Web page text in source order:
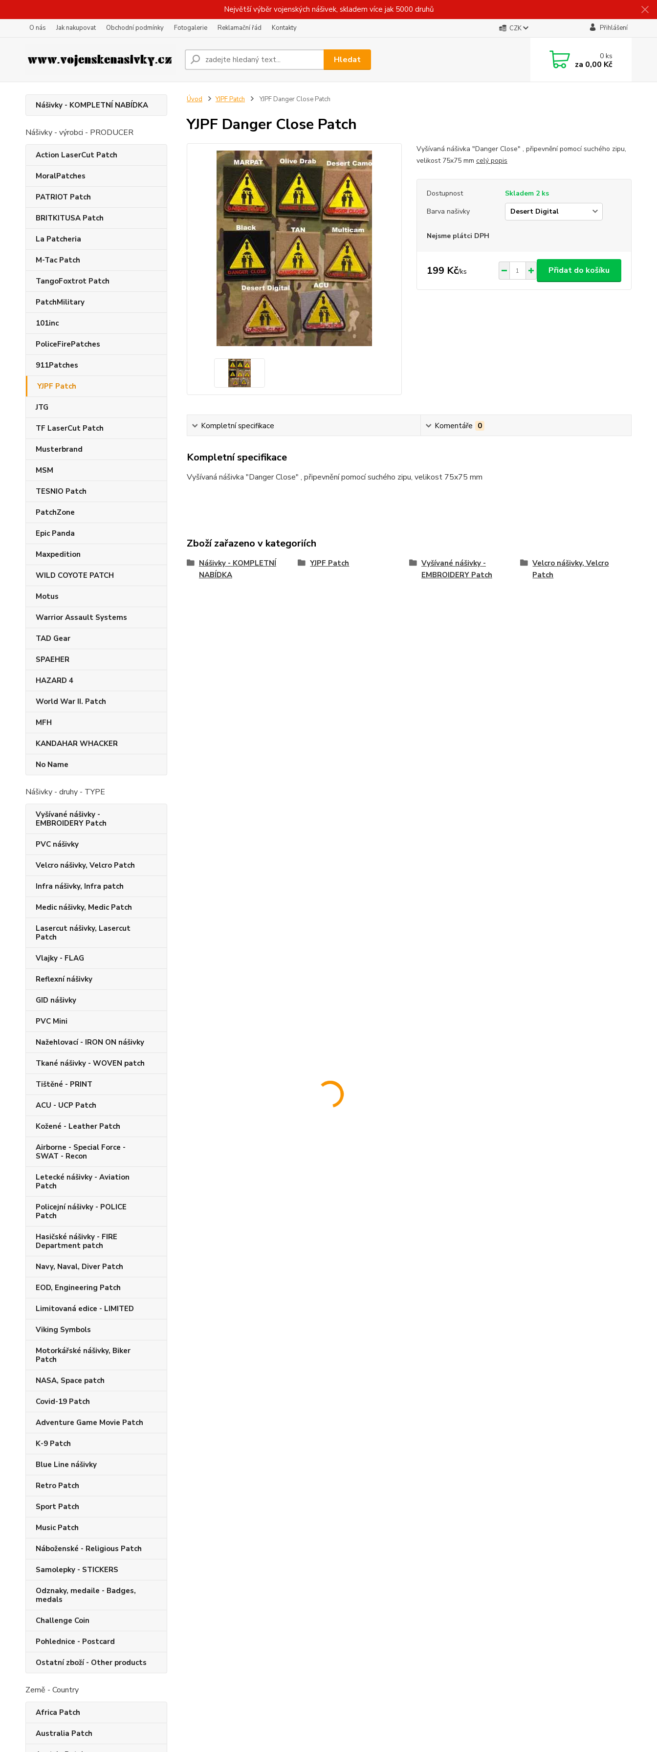
Největší výběr vojenských nášivek, skladem více jak 5000 druhů
O nás Jak nakupovat Obchodní podmínky Fotogalerie Reklamační řád Kontakty CZK Přihlášení
Hledat 0ks
za 0,00 Kč
Nášivky - KOMPLETNÍ NABÍDKA
Nášivky - výrobci - PRODUCER
Action LaserCut Patch
MoralPatches
PATRIOT Patch
BRITKITUSA Patch
La Patcheria
M-Tac Patch
TangoFoxtrot Patch
PatchMilitary
101inc
PoliceFirePatches
911Patches
YJPF Patch
JTG
TF LaserCut Patch
Musterbrand
MSM
TESNIO Patch
PatchZone
Epic Panda
Maxpedition
WILD COYOTE PATCH
Motus
Warrior Assault Systems
TAD Gear
SPAEHER
HAZARD 4
World War II. Patch
MFH
KANDAHAR​ WHACKER
No Name
Nášivky - druhy - TYPE
Vyšívané nášivky -
EMBROIDERY Patch
PVC nášivky
Velcro nášivky, Velcro Patch
Infra nášivky, Infra patch
Medic nášivky, Medic Patch
Lasercut nášivky, Lasercut
Patch
Vlajky - FLAG
Reflexní nášivky
GID nášivky
PVC Mini
Nažehlovací - IRON ON nášivky
Tkané nášivky - WOVEN patch
Tištěné - PRINT
ACU - UCP Patch
Kožené - Leather Patch
Airborne - Special Force -
SWAT - Recon
Letecké nášivky - Aviation
Patch
Policejní nášivky - POLICE
Patch
Hasičské nášivky - FIRE
Department patch
Navy, Naval, Diver Patch
EOD, Engineering Patch
Limitovaná edice - LIMITED
Viking Symbols
Motorkářské nášivky, Biker
Patch
NASA, Space patch
Covid-19 Patch
Adventure Game Movie Patch
K-9 Patch
Blue Line nášivky
Retro Patch
Sport Patch
Music Patch
Náboženské - Religious Patch
Samolepky - STICKERS
Odznaky, medaile - Badges,
medals
Challenge Coin
Pohlednice - Postcard
Ostatní zboží - Other products
Země - Country
Africa Patch
Australia Patch
Úvod YJPF Patch YJPF Danger Close Patch
YJPF Danger Close Patch
Vyšívaná nášivka "Danger Close" , připevnění pomocí suchého zipu,
velikost 75x75 mm celý popis
Dostupnost
Skladem 2 ks
Barva našivky
Nejsme plátci DPH
199 Kč/ks Přidat do košíku
Kompletní specifikace Komentáře 0
Kompletní specifikace
Vyšívaná nášivka "Danger Close" , připevnění pomocí suchého zipu, velikost 75x75 mm
Zboží zařazeno v kategoriích
Nášivky - KOMPLETNÍ
NABÍDKA
YJPF Patch
Vyšívané nášivky -
EMBROIDERY Patch
Velcro nášivky, Velcro
Patch